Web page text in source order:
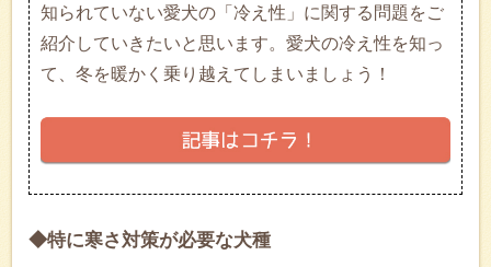
知られていない愛犬の「冷え性」に関する問題をご
紹介していきたいと思います。愛犬の冷え性を知っ
て、冬を暖かく乗り越えてしまいましょう！
◆特に寒さ対策が必要な犬種